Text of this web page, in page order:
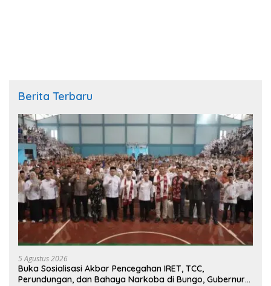
Berita Terbaru
5 Agustus 2026
Buka Sosialisasi Akbar Pencegahan IRET, TCC,
Perundungan, dan Bahaya Narkoba di Bungo, Gubernur